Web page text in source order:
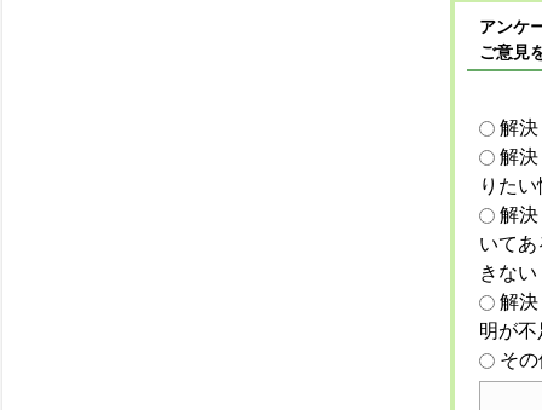
アンケ
ご意見
解
解
りた
解
いて
きない
解
明が
そ